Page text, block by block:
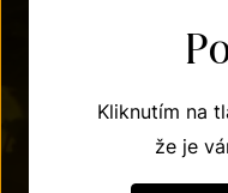
Kliknutím na
že je